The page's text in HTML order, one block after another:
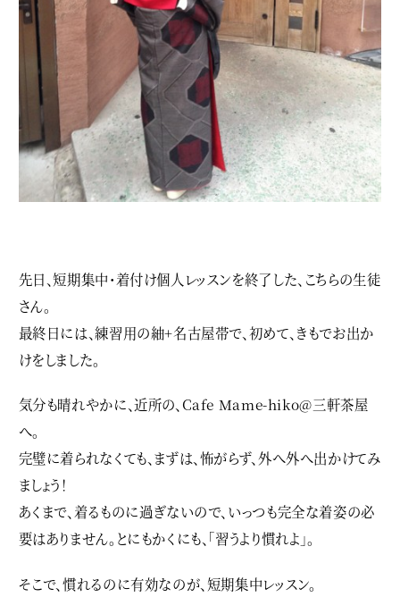
先日、短期集中・着付け個人レッスンを終了した、こちらの生徒
さん。
最終日には、練習用の紬+名古屋帯で、初めて、きもでお出か
けをしました。
気分も晴れやかに、近所の、Cafe Mame-hiko@三軒茶屋
へ。
完璧に着られなくても、まずは、怖がらず、外へ外へ出かけてみ
ましょう！
あくまで、着るものに過ぎないので、いっつも完全な着姿の必
要はありません。とにもかくにも、「習うより慣れよ」。
そこで、慣れるのに有効なのが、短期集中レッスン。